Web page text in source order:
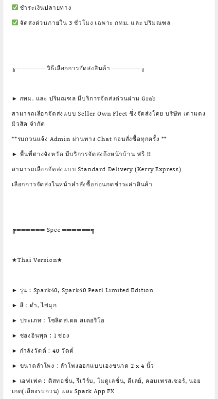
ชำระเงินปลายทาง
จัดส่งด่วนภายใน 3 ชั่วโมง เฉพาะ กทม. และ ปริมณฑล
╔══════ วิธีเลือกการจัดส่งสินค้า ══════╗
► กทม. และ ปริมณฑล มีบริการจัดส่งด่วนผ่าน Grab
สามารถเลือกจัดส่งแบบ Seller Own Fleet ซึ่งจัดส่งโดย บริษัท เต่าแดง
มิวสิค จำกัด
**รบกวนแจ้ง Admin ผ่านทาง Chat ก่อนสั่งซื้อทุกครั้ง **
► พื้นที่ต่างจังหวัด มีบริการจัดส่งถึงหน้าบ้าน ฟรี !!
สามารถเลือกจัดส่งแบบ Standard Delivery (Kerry Express)
เลือกการจัดส่งในหน้าคำสั่งซื้อก่อนกดชำระค่าสินค้า
╔══════ Spec ══════╗
★Thai Version★
► รุ่น : Spark40, Spark40 Pearl Limited Edition
► สี : ดำ, ไข่มุก
► ประเภท : โซลิดสเตต สเตอริโอ
► ช่องอินพุต : 1 ช่อง
► กำลังวัตต์ : 40 วัตต์
► ขนาดลำโพง : ลำโพงออกแบบเองขนาด 2 x 4 นิ้ว
► เอฟเฟค : ดิสทอชั่น, รีเวิร์บ, โมดูเลชั่น, ดีเลย์, คอมเพรสเซอร์, นอย
เกต(เสียงรบกวน) และ Spark App FX